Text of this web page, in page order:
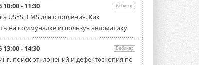
Китайская Shenling представила
линейку тепловых насосов
«воздух-вода» на R290
Серия ThermaX R290 All-In-One
включает три модели ...
10:00 - 11:30 Вебинар
USYSTEMS для отопления. Как
на коммуналке используя автоматику
13:00 - 14:30 Вебинар
поиск отклонений и дефектоскопия по